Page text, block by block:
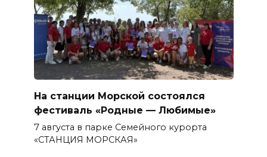
На станции Морской состоялся
фестиваль «Родные — Любимые»
7 августа в парке Семейного курорта
«СТАНЦИЯ МОРСКАЯ»